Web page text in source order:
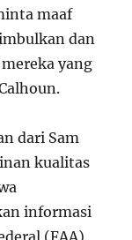
maaf
dan
yang
dari Sam
kualitas
informasi